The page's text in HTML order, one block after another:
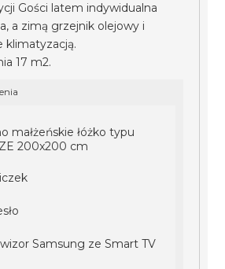
Gości latem indywidualna
a zimą grzejnik olejowy i
klimatyzacją.
17 m2.
małżeńskie łóżko typu
200x200 cm
Samsung ze Smart TV